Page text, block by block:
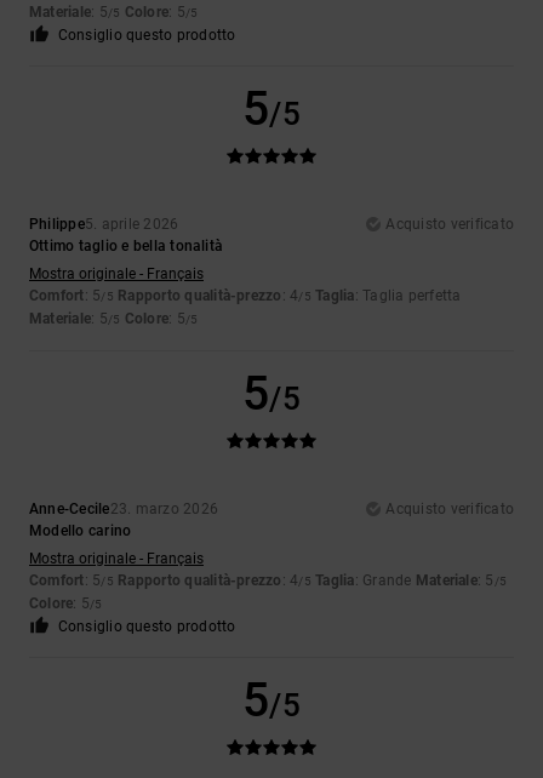
Materiale: 5/5 Colore: 5/5
Consiglio questo prodotto
5/5
Philippe5. aprile 2026
Acquisto verificato
Ottimo taglio e bella tonalità
Mostra originale - Français
Comfort: 5/5 Rapporto qualità-prezzo : 4/5 Taglia: Taglia perfetta
Materiale: 5/5 Colore: 5/5
5/5
Anne-Cecile23. marzo 2026
Acquisto verificato
Modello carino
Mostra originale - Français
Comfort: 5/5 Rapporto qualità-prezzo : 4/5 Taglia: Grande Materiale: 5 /5
Colore: 5/5
Consiglio questo prodotto
5/5